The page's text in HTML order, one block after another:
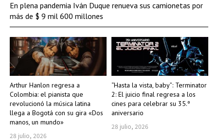
Arthur Hanlon regresa a
Colombia: el pianista que
revolucionó la música latina
llega a Bogotá con su gira «Dos
manos, un mundo»
28 julio, 2026
“Hasta la vista, baby”: Terminator
2: El juicio final regresa a los
cines para celebrar su 35.º
aniversario
28 julio, 2026
En plena pandemia Iván Duque renueva sus camionetas por
más de $ 9 mil 600 millones